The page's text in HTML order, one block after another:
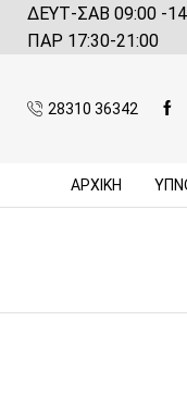
ΔΕΥΤ-ΣΑΒ 09:00 -
ΠΑΡ 17:30-21:00
28310 36342
ΑΡΧΙΚΉ